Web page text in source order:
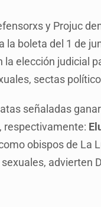
y Projuc
la boleta del 1 de
la elección judicial
sectas
señaladas
respectivamente:
obispos de La
advierten